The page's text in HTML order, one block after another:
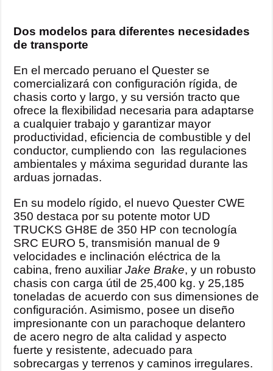
Dos modelos para diferentes necesidades
de transporte
En el mercado peruano el Quester se
comercializará con configuración rígida, de
chasis corto y largo, y su versión tracto que
ofrece la flexibilidad necesaria para adaptarse
a cualquier trabajo y garantizar mayor
productividad, eficiencia de combustible y del
conductor, cumpliendo con las regulaciones
ambientales y máxima seguridad durante las
arduas jornadas.
En su modelo rígido, el nuevo Quester CWE
350 destaca por su potente motor UD
TRUCKS GH8E de 350 HP con tecnología
SRC EURO 5, transmisión manual de 9
velocidades e inclinación eléctrica de la
cabina, freno auxiliarJake Brake, y un robusto
chasis con carga útil de 25,400 kg. y 25,185
toneladas de acuerdo con sus dimensiones de
configuración. Asimismo, posee un diseño
impresionante con un parachoque delantero
de acero negro de alta calidad y aspecto
fuerte y resistente, adecuado para
sobrecargas y terrenos y caminos irregulares.